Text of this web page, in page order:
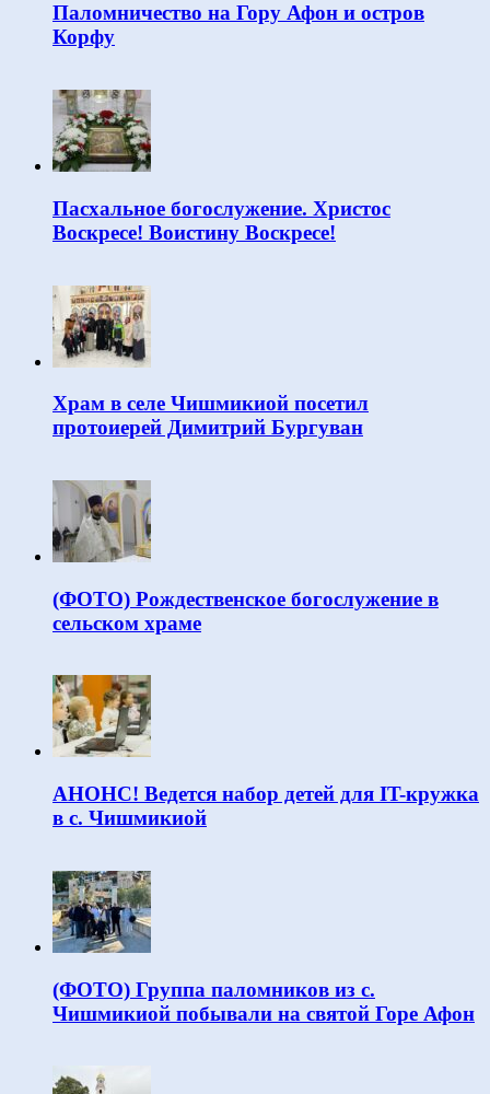
Паломничество на Гору Афон и остров
Корфу
Пасхальное богослужение. Христос
Воскресе! Воистину Воскресе!
Храм в селе Чишмикиой посетил
протоиерей Димитрий Бургуван
(ФОТО) Рождественское богослужение в
сельском храме
АНОНС! Ведется набор детей для IT-кружка
в с. Чишмикиой
(ФОТО) Группа паломников из с.
Чишмикиой побывали на святой Горе Афон